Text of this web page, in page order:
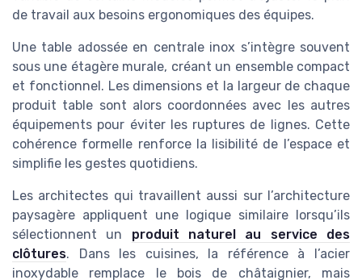
de travail aux besoins ergonomiques des équipes.
Une table adossée en centrale inox s’intègre souvent
sous une étagère murale, créant un ensemble compact
et fonctionnel. Les dimensions et la largeur de chaque
produit table sont alors coordonnées avec les autres
équipements pour éviter les ruptures de lignes. Cette
cohérence formelle renforce la lisibilité de l’espace et
simplifie les gestes quotidiens.
Les architectes qui travaillent aussi sur l’architecture
paysagère appliquent une logique similaire lorsqu’ils
sélectionnent un produit naturel au service des
clôtures. Dans les cuisines, la référence à l’acier
inoxydable remplace le bois de châtaignier, mais